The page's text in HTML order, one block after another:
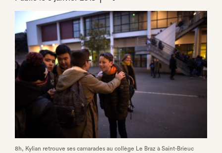
Facebook
8h, Kylian retrouve ses camarades au collège Le Braz à Saint-Brieuc